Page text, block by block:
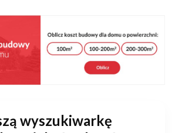
wyszukiwarkę